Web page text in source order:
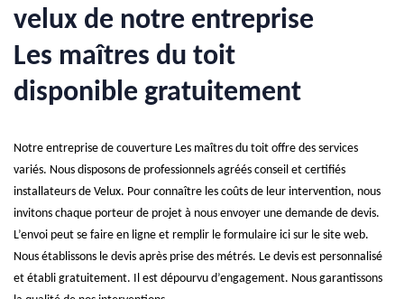
velux de notre entreprise
Les maîtres du toit
disponible gratuitement
Notre entreprise de couverture Les maîtres du toit offre des services
variés. Nous disposons de professionnels agréés conseil et certifiés
installateurs de Velux. Pour connaître les coûts de leur intervention, nous
invitons chaque porteur de projet à nous envoyer une demande de devis.
L’envoi peut se faire en ligne et remplir le formulaire ici sur le site web.
Nous établissons le devis après prise des métrés. Le devis est personnalisé
et établi gratuitement. Il est dépourvu d’engagement. Nous garantissons